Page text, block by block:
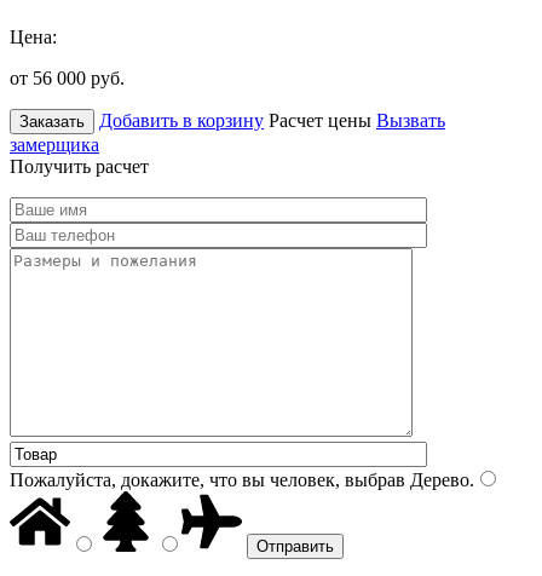
Цена:
от 56 000 руб.
Заказать Добавить в корзину Расчет цены Вызвать
замерщика
Получить расчет
Пожалуйста, докажите, что вы человек, выбрав Дерево.